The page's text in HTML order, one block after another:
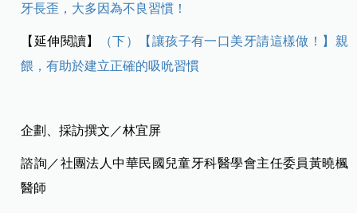
牙長歪，大多因為不良習慣！
【延伸閱讀】
（下）【讓孩子有一口美牙請這樣做！】親
餵，有助於建立正確的吸吮習慣
企劃、採訪撰文／林宜屏
諮詢／社團法人中華民國兒童牙科醫學會主任委員黃曉楓
醫師